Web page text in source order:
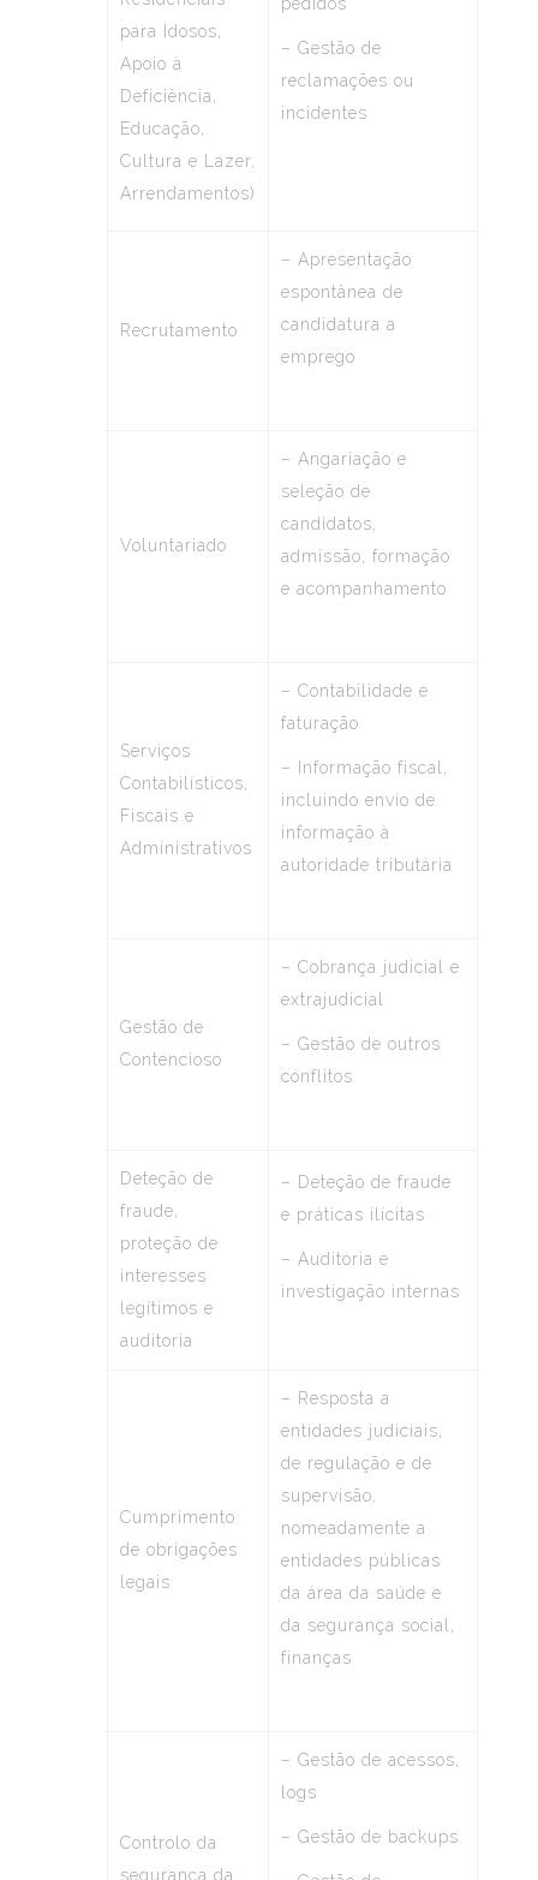
para Idosos,
Apoio à
Deficiência,
Educação,
Cultura e Lazer,
Arrendamentos)
– Gestão de
reclamações ou
incidentes
Recrutamento
– Apresentação
espontânea de
candidatura a
emprego
Voluntariado
– Angariação e
seleção de
candidatos,
admissão, formação
e acompanhamento
Serviços
Contabilísticos,
Fiscais e
Administrativos
– Contabilidade e
faturação
– Informação fiscal,
incluindo envio de
informação à
autoridade tributária
Gestão de
Contencioso
– Cobrança judicial e
extrajudicial
– Gestão de outros
conflitos
Deteção de
fraude,
proteção de
interesses
legítimos e
auditoria
– Deteção de fraude
e práticas ilícitas
– Auditoria e
investigação internas
Cumprimento
de obrigações
legais
– Resposta a
entidades judiciais,
de regulação e de
supervisão,
nomeadamente a
entidades públicas
da área da saúde e
da segurança social,
finanças
Controlo da
segurança da
– Gestão de acessos,
logs
– Gestão de backups